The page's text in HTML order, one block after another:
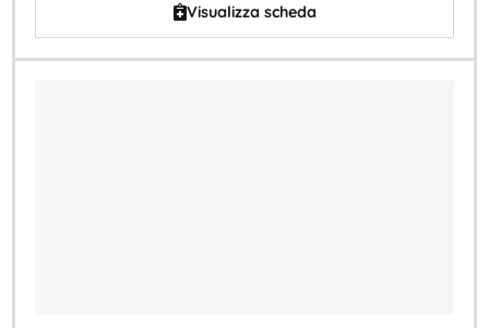
Visualizza scheda